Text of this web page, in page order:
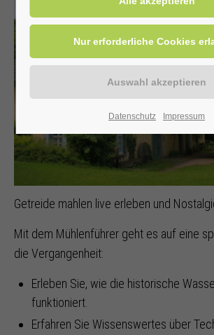
Getreide mahlen live erleben und
Mit dem Mühlenführer geht es auf eine
die Vergangenheit:
Erleben Sie, wie die historische
funktioniert.
Erfahren Sie Wissenswertes über
Datenschutz Impressum